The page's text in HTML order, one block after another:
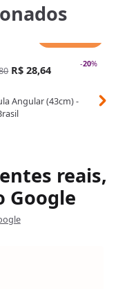
-20%
R$ 28,64
Angular (43cm) -
reais,
Google